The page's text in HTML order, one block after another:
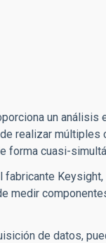
un
realizar
forma cuasi-
fabricante
medir
de datos,